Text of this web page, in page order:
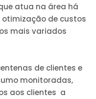
atua na área há
otimização de custos
mais variados
de clientes e
monitoradas,
aos clientes a